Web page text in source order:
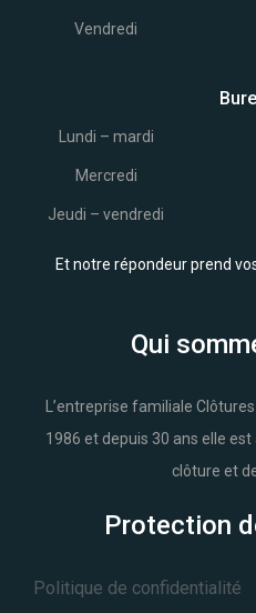
Vendredi
Lundi – mardi
Mercredi
Jeudi – vendredi
Et notre répondeur prend
Qui
L’entreprise familiale
1986 et depuis 30 ans elle
clôture et
Protection
Politique de confidentialité